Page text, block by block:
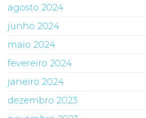
agosto 2024
junho 2024
maio 2024
fevereiro 2024
janeiro 2024
dezembro 2023